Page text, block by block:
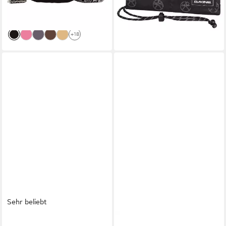
Bohemian gemusterten&
+18
Sehr beliebt